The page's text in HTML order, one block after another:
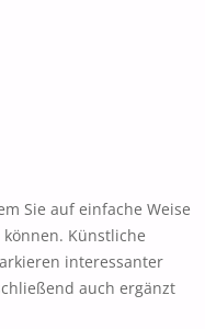
Sie auf einfache Weise
Künstliche
interessanter
auch ergänzt